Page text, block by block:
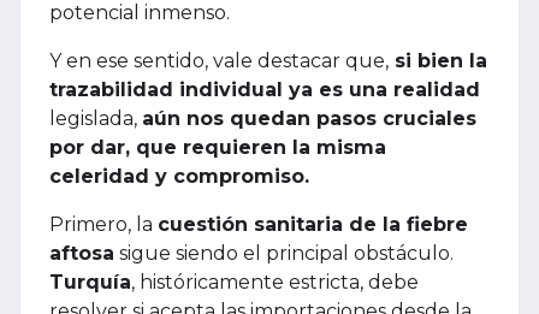
potencial inmenso.
Y en ese sentido, vale destacar que, si bien la
trazabilidad individual ya es una realidad
legislada, aún nos quedan pasos cruciales
por dar, que requieren la misma
celeridad y compromiso.
Primero, la cuestión sanitaria de la fiebre
aftosa sigue siendo el principal obstáculo.
Turquía, históricamente estricta, debe